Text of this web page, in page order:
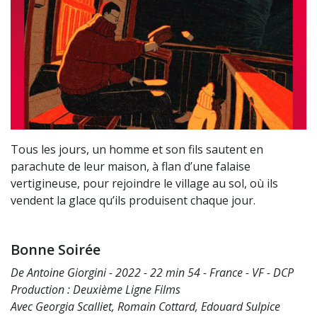
Tous les jours, un homme et son fils sautent en
parachute de leur maison, à flan d’une falaise
vertigineuse, pour rejoindre le village au sol, où ils
vendent la glace qu’ils produisent chaque jour.
Bonne Soirée
De Antoine Giorgini - 2022 - 22 min 54 - France - VF - DCP
Production : Deuxième Ligne Films
Avec Georgia Scalliet, Romain Cottard, Edouard Sulpice